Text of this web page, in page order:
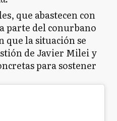
que abastecen con
parte del conurbano
que la situación se
de Javier Milei y
para sostener